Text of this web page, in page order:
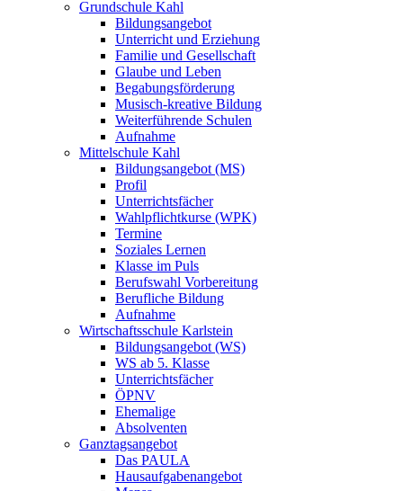
Grundschule Kahl
Bildungsangebot
Unterricht und Erziehung
Familie und Gesellschaft
Glaube und Leben
Begabungsförderung
Musisch-kreative Bildung
Weiterführende Schulen
Aufnahme
Mittelschule Kahl
Bildungsangebot (MS)
Profil
Unterrichtsfächer
Wahlpflichtkurse (WPK)
Termine
Soziales Lernen
Klasse im Puls
Berufswahl Vorbereitung
Berufliche Bildung
Aufnahme
Wirtschaftsschule Karlstein
Bildungsangebot (WS)
WS ab 5. Klasse
Unterrichtsfächer
ÖPNV
Ehemalige
Absolventen
Ganztagsangebot
Das PAULA
Hausaufgabenangebot